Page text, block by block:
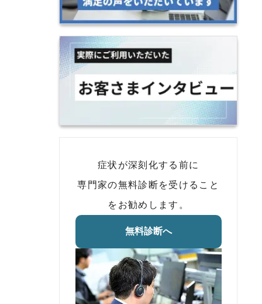
症状が深刻化する前に
専門家の無料診断を受けること
をお勧めします。
無料診断へ